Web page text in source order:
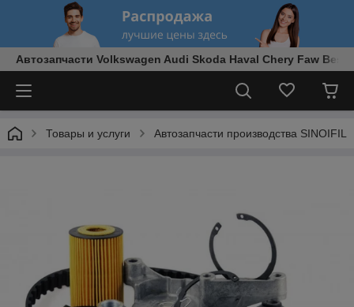
Автозапчасти Volkswagen Audi Skoda Haval Chery Faw
Товары и услуги Автозапчасти производства SINOIFIL